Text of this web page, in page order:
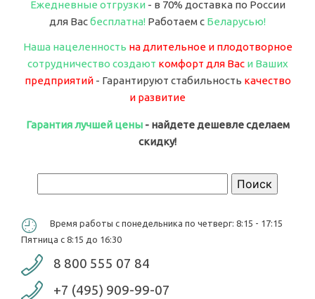
Ежедневные отгрузки- в 70% доставка по России
для Васбесплатна! Работаем с Беларусью!
Наша нацеленность на длительное и плодотворное
сотрудничество создают комфорт для Вас и Ваших
предприятий- Гарантируют стабильность качество
и развитие
Гарантия лучшей цены- найдете дешевле сделаем
скидку!
Время работы с понедельника по четверг: 8:15 - 17:15
Пятница с 8:15 до 16:30
8 800 555 07 84
+7 (495) 909-99-07